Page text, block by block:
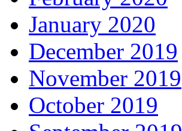
January 2020
December 2019
November 2019
October 2019